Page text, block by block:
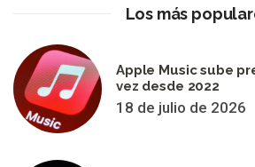
Los más
Apple Music sube
vez desde 2022
18 de julio de 2026